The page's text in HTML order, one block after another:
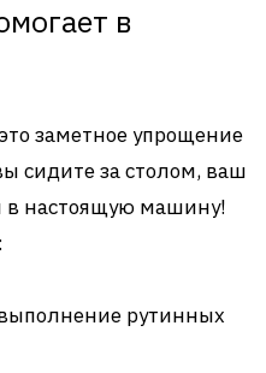
в
заметное упрощение
сидите за столом, ваш
в настоящую машину!
рутинных